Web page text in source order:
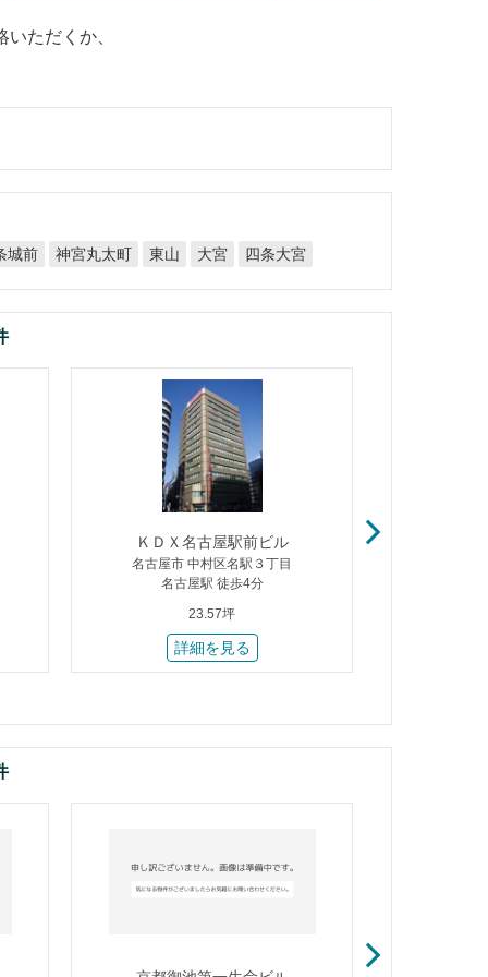
ただくか、
城前 神宮丸太町 東山 大宮 四条大宮
ＫＤＸ名古屋駅前ビル
名古屋市 中村区名駅３丁目
名古屋駅 徒歩4分
23.57坪
詳細を見る